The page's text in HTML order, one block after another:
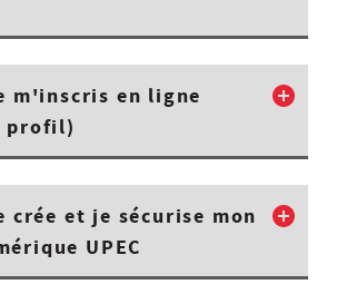
m'inscris en ligne
profil)
crée et je sécurise mon
UPEC